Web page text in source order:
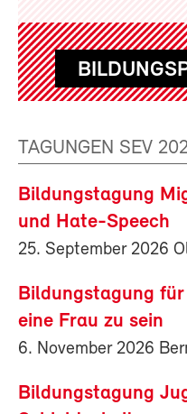
TAGUNGEN SEV
Bildungstagung
und Hate-Speech
25. September 2026
Bildungstagung
eine Frau zu sein
6. November 2026
Bildungstagung